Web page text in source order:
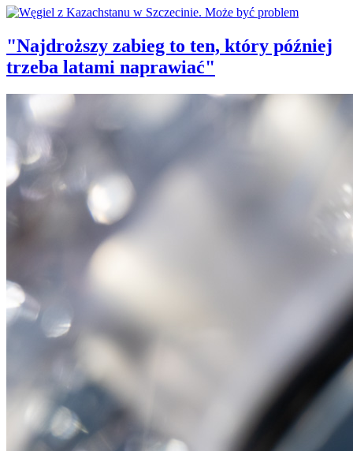
"Najdroższy zabieg to ten, który później
trzeba latami naprawiać"